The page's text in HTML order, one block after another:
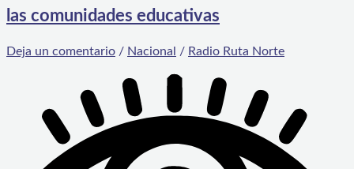
las comunidades educativas
Deja un comentario / Nacional / Radio Ruta Norte